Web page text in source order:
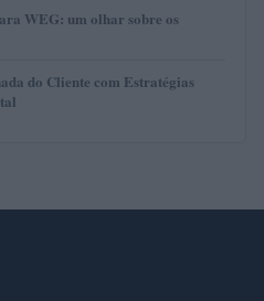
WEG: um olhar sobre os
do Cliente com Estratégias